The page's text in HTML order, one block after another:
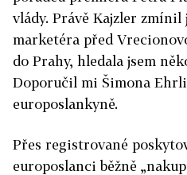
vlády. Právě Kajzler zmínil
marketéra před
do Prahy, hledala jsem
Doporučil mi Šimona
europoslankyně.
Přes registrované
europoslanci běžně